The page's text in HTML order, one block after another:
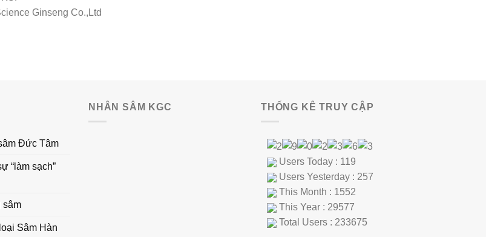
Ginseng Co.,Ltd
Đức Tâm
“làm sạch”
sâm
Sâm Hàn
NHÂN SÂM KGC THỐNG KÊ TRUY CẬP
Users Today : 119
Users Yesterday : 257
This Month : 1552
This Year : 29577
Total Users : 233675